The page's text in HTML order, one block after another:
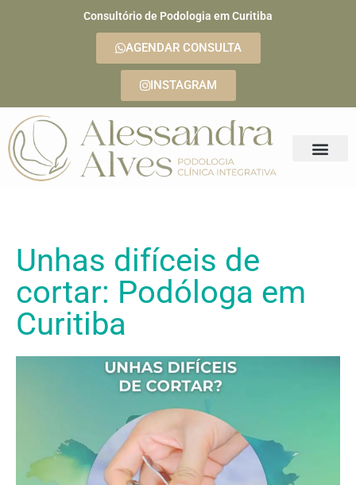
Consultório de Podologia em Curitiba
AGENDAR CONSULTA
INSTAGRAM
Unhas difíceis de
cortar: Podóloga em
Curitiba